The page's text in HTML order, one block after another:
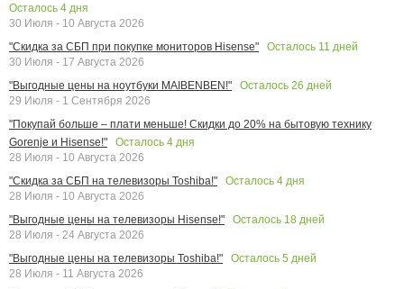
Осталось 4 дня
30 Июля - 10 Августа 2026
"Скидка за СБП при покупке мониторов Hisense"
Осталось 11 дней
30 Июля - 17 Августа 2026
"Выгодные цены на ноутбуки MAIBENBEN!"
Осталось 26 дней
29 Июля - 1 Сентября 2026
"Покупай больше – плати меньше! Скидки до 20% на бытовую технику
Gorenje и Hisense!"
Осталось 4 дня
28 Июля - 10 Августа 2026
"Скидка за СБП на телевизоры Toshiba!"
Осталось 4 дня
28 Июля - 10 Августа 2026
"Выгодные цены на телевизоры Hisense!"
Осталось 18 дней
28 Июля - 24 Августа 2026
"Выгодные цены на телевизоры Toshiba!"
Осталось 5 дней
28 Июля - 11 Августа 2026